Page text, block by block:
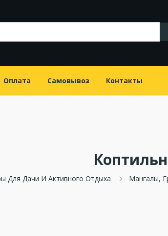
Оплата Самовывоз Контакты
Для Дачи И Активного Отдыха Мангалы,